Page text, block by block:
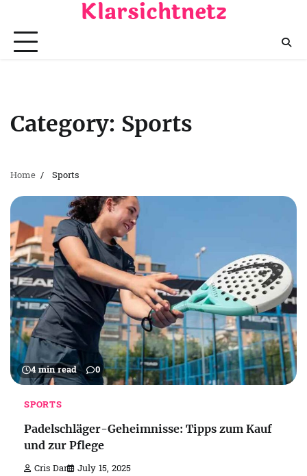
content
Klarsichtnetz
Category: Sports
Home Sports
4 min read 0
SPORTS
Padelschläger-Geheimnisse: Tipps zum Kauf
und zur Pflege
Cris Dar July 15, 2025